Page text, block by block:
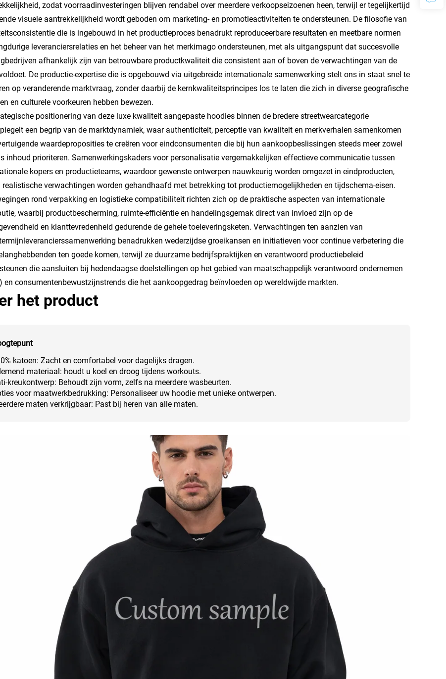
zodat voorraadinvesteringen blijven rendabel over meerdere verkoopseizoenen heen, terwijl er tegelijkertijd
visuele aantrekkelijkheid wordt geboden om marketing- en promotieactiviteiten te ondersteunen. De filosofie van
die is ingebouwd in het productieproces benadrukt reproduceerbare resultaten en meetbare normen
leveranciersrelaties en het beheer van het merkimago ondersteunen, met als uitgangspunt dat succesvolle
afhankelijk zijn van betrouwbare productkwaliteit die consistent aan of boven de verwachtingen van de
De productie-expertise die is opgebouwd via uitgebreide internationale samenwerking stelt ons in staat snel te
op veranderende marktvraag, zonder daarbij de kernkwaliteitsprincipes los te laten die zich in diverse geografische
en culturele voorkeuren hebben bewezen.
positionering van deze luxe kwaliteit aangepaste hoodies binnen de bredere streetwearcategorie
een begrip van de marktdynamiek, waar authenticiteit, perceptie van kwaliteit en merkverhalen samenkomen
waardeproposities te creëren voor eindconsumenten die bij hun aankoopbeslissingen steeds meer zowel
inhoud prioriteren. Samenwerkingskaders voor personalisatie vergemakkelijken effectieve communicatie tussen
kopers en productieteams, waardoor gewenste ontwerpen nauwkeurig worden omgezet in eindproducten,
realistische verwachtingen worden gehandhaafd met betrekking tot productiemogelijkheden en tijdschema-eisen.
rond verpakking en logistieke compatibiliteit richten zich op de praktische aspecten van internationale
waarbij productbescherming, ruimte-efficiëntie en handelingsgemak direct van invloed zijn op de
en klanttevredenheid gedurende de gehele toeleveringsketen. Verwachtingen ten aanzien van
benadrukken wederzijdse groeikansen en initiatieven voor continue verbetering die
ten goede komen, terwijl ze duurzame bedrijfspraktijken en verantwoord productiebeleid
die aansluiten bij hedendaagse doelstellingen op het gebied van maatschappelijk verantwoord ondernemen
en consumentenbewustzijnstrends die het aankoopgedrag beïnvloeden op wereldwijde markten.
het product
katoen: Zacht en comfortabel voor dagelijks dragen.
materiaal: houdt u koel en droog tijdens workouts.
kreukontwerp: Behoudt zijn vorm, zelfs na meerdere wasbeurten.
voor maatwerkbedrukking: Personaliseer uw hoodie met unieke ontwerpen.
maten verkrijgbaar: Past bij heren van alle maten.